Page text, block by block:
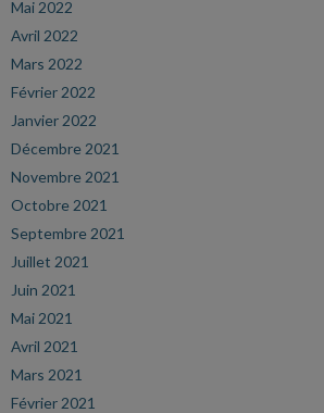
Mai 2022
Avril 2022
Mars 2022
Février 2022
Janvier 2022
Décembre 2021
Novembre 2021
Octobre 2021
Septembre 2021
Juillet 2021
Juin 2021
Mai 2021
Avril 2021
Mars 2021
Février 2021